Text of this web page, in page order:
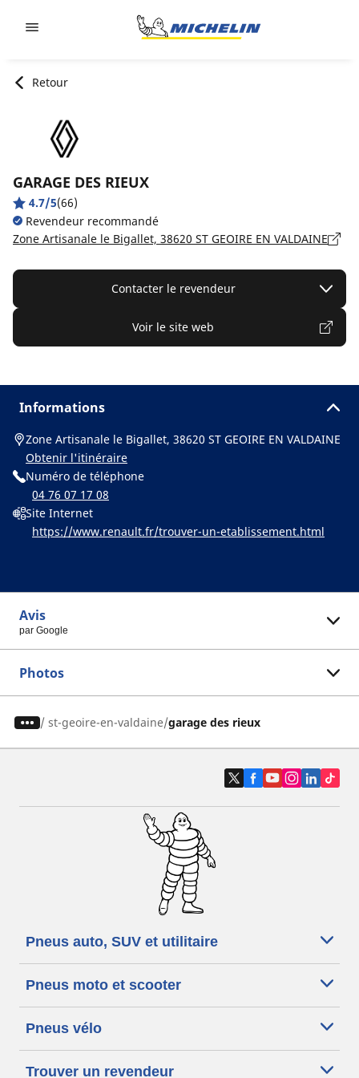
Retour
GARAGE DES RIEUX
4.7/5(66)
Revendeur recommandé
Zone Artisanale le Bigallet, 38620 ST GEOIRE EN VALDAINE
Contacter le revendeur
Voir le site web
Informations
Zone Artisanale le Bigallet, 38620 ST GEOIRE EN VALDAINE
Obtenir l'itinéraire
Numéro de téléphone
04 76 07 17 08
Site Internet
https://www.renault.fr/trouver-un-etablissement.html
Avis
par Google
Photos
/ st-geoire-en-valdaine garage des rieux
Pneus auto, SUV et utilitaire
Pneus moto et scooter
Pneus vélo
Trouver un revendeur